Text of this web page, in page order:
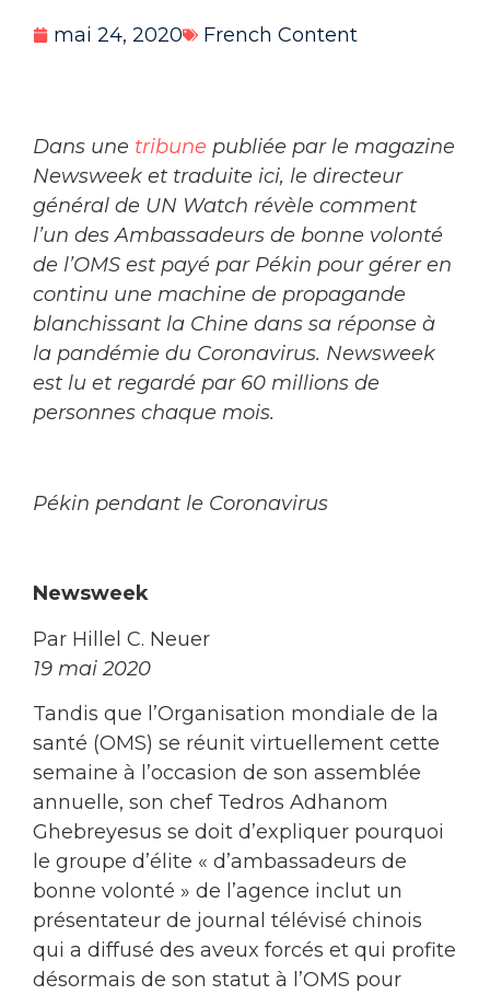
mai 24, 2020 French Content
Dans une tribune publiée par le magazine
Newsweek et traduite ici, le directeur
général de UN Watch révèle comment
l’un des Ambassadeurs de bonne volonté
de l’OMS est payé par Pékin pour gérer en
continu une machine de propagande
blanchissant la Chine dans sa réponse à
la pandémie du Coronavirus. Newsweek
est lu et regardé par 60 millions de
personnes chaque mois.
Pékin pendant le Coronavirus
Newsweek
Par Hillel C. Neuer
19 mai 2020
Tandis que l’Organisation mondiale de la
santé (OMS) se réunit virtuellement cette
semaine à l’occasion de son assemblée
annuelle, son chef Tedros Adhanom
Ghebreyesus se doit d’expliquer pourquoi
le groupe d’élite « d’ambassadeurs de
bonne volonté » de l’agence inclut un
présentateur de journal télévisé chinois
qui a diffusé des aveux forcés et qui profite
désormais de son statut à l’OMS pour